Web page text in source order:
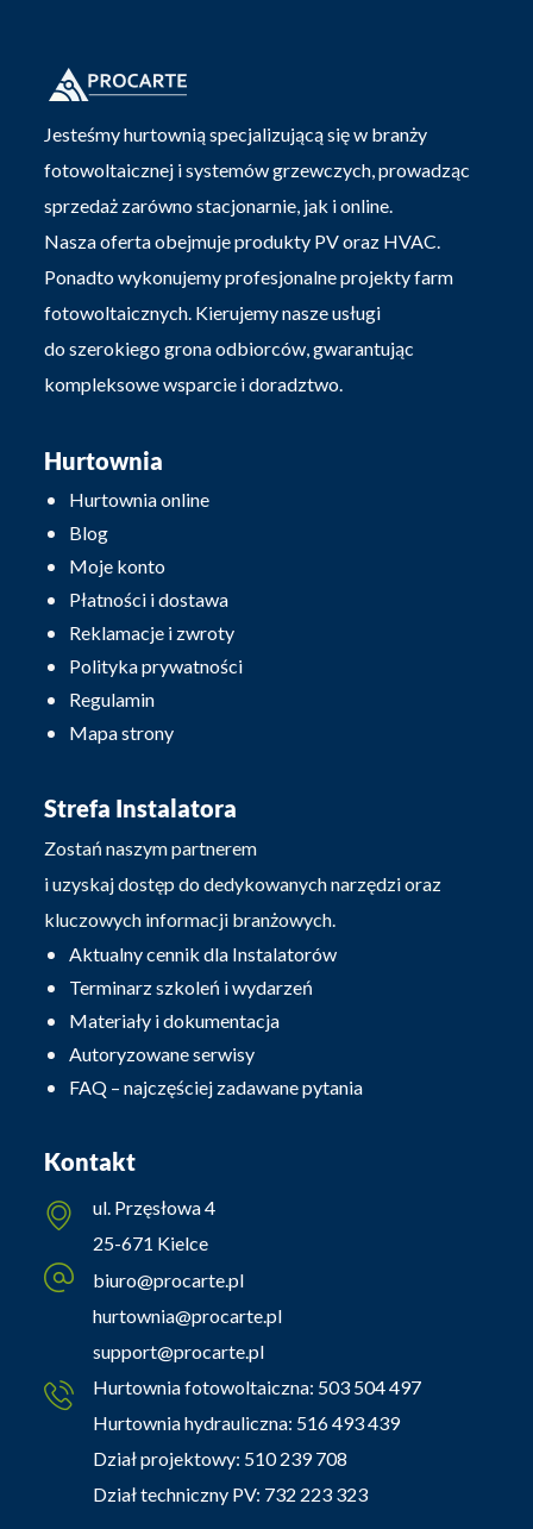
Jesteśmy hurtownią specjalizującą się w branży
fotowoltaicznej i systemów grzewczych, prowadząc
sprzedaż zarówno stacjonarnie, jak i online.
Nasza oferta obejmuje produkty PV oraz HVAC.
Ponadto wykonujemy profesjonalne projekty farm
fotowoltaicznych. Kierujemy nasze usługi
do szerokiego grona odbiorców, gwarantując
kompleksowe wsparcie i doradztwo.
Hurtownia
Hurtownia online
Blog
Moje konto
Płatności i dostawa
Reklamacje i zwroty
Polityka prywatności
Regulamin
Mapa strony
Strefa Instalatora
Zostań naszym partnerem
i uzyskaj dostęp do dedykowanych narzędzi oraz
kluczowych informacji branżowych.
Aktualny cennik dla Instalatorów
Terminarz szkoleń i wydarzeń
Materiały i dokumentacja
Autoryzowane serwisy
FAQ – najczęściej zadawane pytania
Kontakt
ul. Przęsłowa 4
25-671 Kielce
biuro@procarte.pl
hurtownia@procarte.pl
support@procarte.pl
Hurtownia fotowoltaiczna: 503 504 497
Hurtownia hydrauliczna: 516 493 439
Dział projektowy: 510 239 708
Dział techniczny PV: 732 223 323